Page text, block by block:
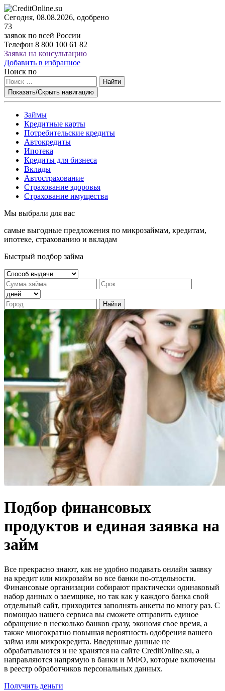
Сегодня, 08.08.2026, одобрено
73
заявок по всей России
Телефон 8 800 100 61 82
Заявка на консультацию
Добавить в избранное
Поиск по
Найти
Показать/Скрыть навигацию
Займы
Кредитные карты
Потребительские кредиты
Автокредиты
Ипотека
Кредиты для бизнеса
Вклады
Автострахование
Страхование здоровья
Страхование имущества
Мы выбрали для вас
самые выгодные предложения по микрозаймам, кредитам,
ипотеке, страхованию и вкладам
Быстрый подбор займа
Найти
Подбор финансовых
продуктов и единая заявка на
займ
Все прекрасно знают, как не удобно подавать онлайн заявку
на кредит или микрозайм во все банки по-отдельности.
Финансовые организации собирают практически одинаковый
набор данных о заемщике, но так как у каждого банка свой
отдельный сайт, приходится заполнять анкеты по многу раз. С
помощью нашего сервиса вы сможете отправить единое
обращение в несколько банков сразу, экономя свое время, а
также многократно повышая вероятность одобрения вашего
займа или микрокредита. Введенные данные не
обрабатываются и не хранятся на сайте CreditOnline.su, а
направляются напрямую в банки и МФО, которые включены
в реестр обработчиков персональных данных.
Получить деньги